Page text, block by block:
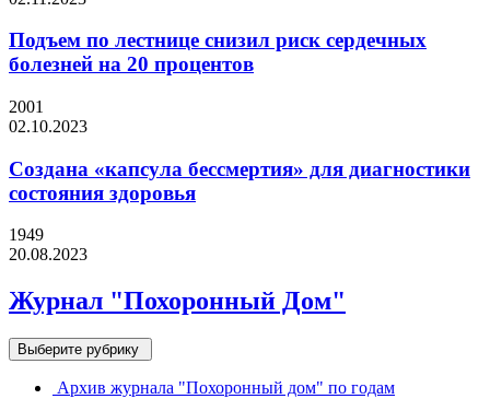
Подъем по лестнице снизил риск сердечных
болезней на 20 процентов
2001
02.10.2023
Создана «капсула бессмертия» для диагностики
состояния здоровья
1949
20.08.2023
Журнал "Похоронный Дом"
Выберите рубрику
Архив журнала "Похоронный дом" по годам